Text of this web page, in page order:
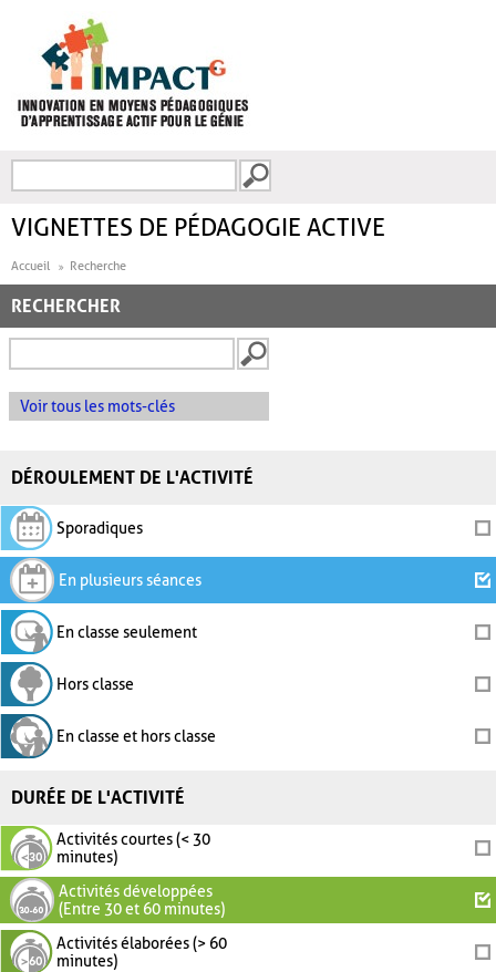
FORMULAIRE DE
VIGNETTES DE PÉDAGOGIE ACTIVE
Accueil Recherche
RECHERCHER
Voir tous les mots-clés
DÉROULEMENT DE L'ACTIVITÉ
Sporadiques
En plusieurs séances
En classe seulement
Hors classe
En classe et hors classe
DURÉE DE L'ACTIVITÉ
Activités courtes (< 30
minutes)
Activités développées
(Entre 30 et 60 minutes)
Activités élaborées (> 60
minutes)